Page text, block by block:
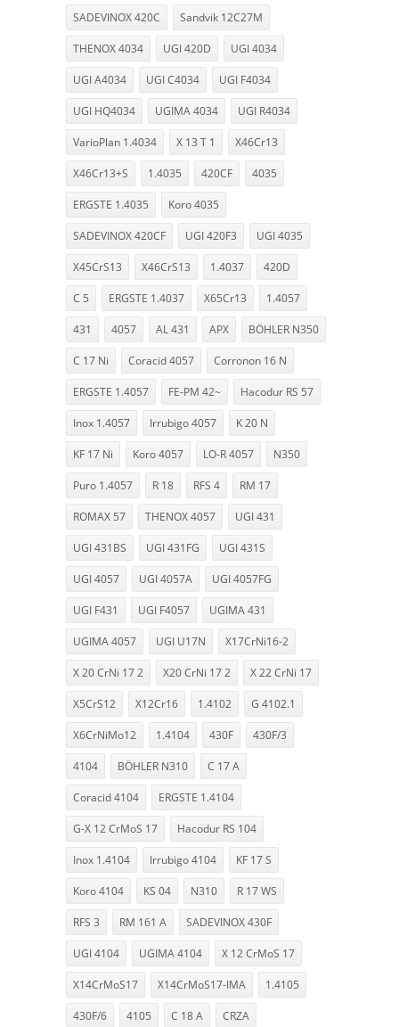
SADEVINOX 420C Sandvik 12C27M
THENOX 4034 UGI 420D UGI 4034
UGI A4034 UGI C4034 UGI F4034
UGI HQ4034 UGIMA 4034 UGI R4034
VarioPlan 1.4034 X 13 T 1 X46Cr13
X46Cr13+S 1.4035 420CF 4035
ERGSTE 1.4035 Koro 4035
SADEVINOX 420CF UGI 420F3 UGI 4035
X45CrS13 X46CrS13 1.4037 420D
C 5 ERGSTE 1.4037 X65Cr13 1.4057
431 4057 AL 431 APX BÖHLER N350
C 17 Ni Coracid 4057 Corronon 16 N
ERGSTE 1.4057 FE-PM 42~ Hacodur RS 57
Inox 1.4057 Irrubigo 4057 K 20 N
KF 17 Ni Koro 4057 LO-R 4057 N350
Puro 1.4057 R 18 RFS 4 RM 17
ROMAX 57 THENOX 4057 UGI 431
UGI 431BS UGI 431FG UGI 431S
UGI 4057 UGI 4057A UGI 4057FG
UGI F431 UGI F4057 UGIMA 431
UGIMA 4057 UGI U17N X17CrNi16-2
X 20 CrNi 17 2 X20 CrNi 17 2 X 22 CrNi 17
X5CrS12 X12Cr16 1.4102 G 4102.1
X6CrNiMo12 1.4104 430F 430F/3
4104 BÖHLER N310 C 17 A
Coracid 4104 ERGSTE 1.4104
G-X 12 CrMoS 17 Hacodur RS 104
Inox 1.4104 Irrubigo 4104 KF 17 S
Koro 4104 KS 04 N310 R 17 WS
RFS 3 RM 161 A SADEVINOX 430F
UGI 4104 UGIMA 4104 X 12 CrMoS 17
X14CrMoS17 X14CrMoS17-IMA 1.4105
430F/6 4105 C 18 A CRZA